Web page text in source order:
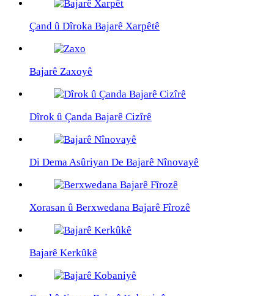
Çand û Dîroka Bajarê Xarpêtê
Bajarê Zaxoyê
Dîrok û Çanda Bajarê Cizîrê
Di Dema Asûriyan De Bajarê Nînovayê
Xorasan û Berxwedana Bajarê Fîrozê
Bajarê Kerkûkê